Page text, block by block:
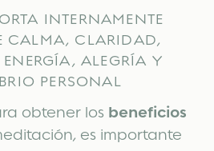
INTERNAMENTE
CALMA, CLARIDAD,
ALEGRÍA Y
PERSONAL
obtener los beneficios
es importante